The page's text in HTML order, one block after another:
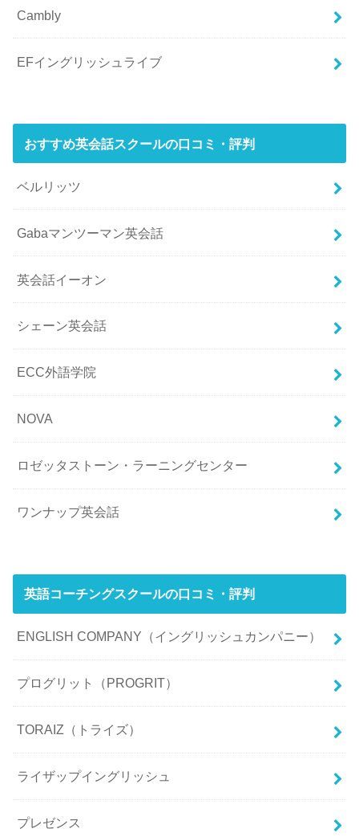
Cambly
EFイングリッシュライブ
おすすめ英会話スクールの口コミ・評判
ベルリッツ
Gabaマンツーマン英会話
英会話イーオン
シェーン英会話
ECC外語学院
NOVA
ロゼッタストーン・ラーニングセンター
ワンナップ英会話
英語コーチングスクールの口コミ・評判
ENGLISH COMPANY（イングリッシュカンパニー）
プログリット（PROGRIT）
TORAIZ（トライズ）
ライザップイングリッシュ
プレゼンス